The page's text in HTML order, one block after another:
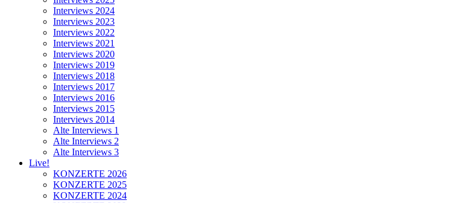
Interviews 2024
Interviews 2023
Interviews 2022
Interviews 2021
Interviews 2020
Interviews 2019
Interviews 2018
Interviews 2017
Interviews 2016
Interviews 2015
Interviews 2014
Alte Interviews 1
Alte Interviews 2
Alte Interviews 3
Live!
KONZERTE 2026
KONZERTE 2025
KONZERTE 2024